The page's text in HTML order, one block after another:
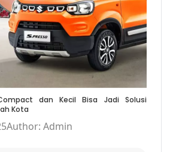
dan Kecil Bisa Jadi Solusi
Kota
Author: Admin